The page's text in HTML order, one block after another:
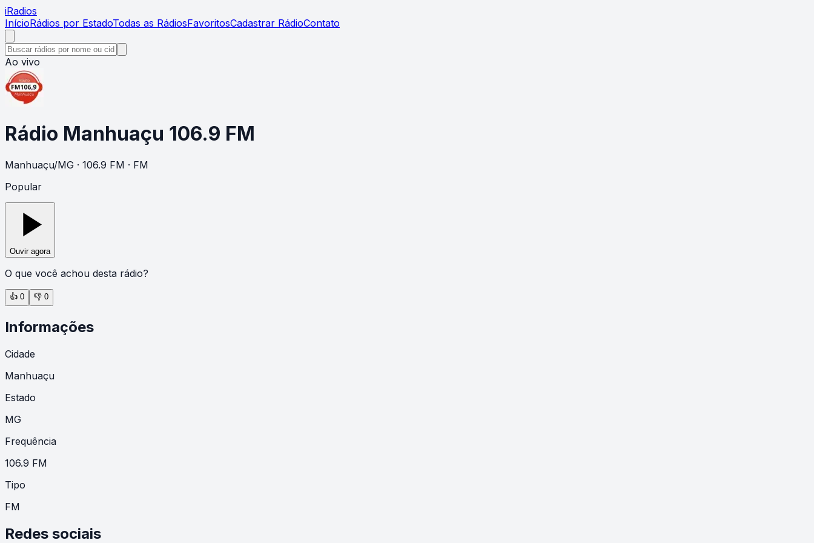
iRadios
InícioRádios por EstadoTodas as RádiosFavoritosCadastrar RádioContato
Ao vivo
Rádio Manhuaçu 106.9 FM
Manhuaçu/MG · 106.9 FM · FM
Popular
Ouvir agora
O que você achou desta rádio?
👍 0 👎 0
Informações
Cidade
Manhuaçu
Estado
MG
Frequência
106.9 FM
Tipo
FM
Redes sociais